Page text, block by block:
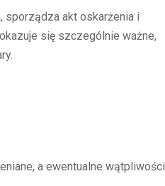
sporządza akt oskarżenia i
się szczególnie ważne,
a ewentualne wątpliwości